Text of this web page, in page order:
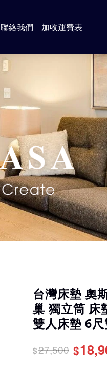
聯絡我們 加收運費表
台灣床墊 奧
巢 獨立筒 床
雙人床墊 6
$27,500 $